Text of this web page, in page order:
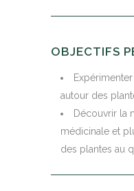
OBJECTIFS
autour des
Découvrir la
médicinale et
des plantes au